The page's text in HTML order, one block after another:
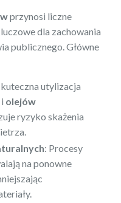
przynosi liczne
dla zachowania
publicznego. Główne
utylizacja
i olejów
ryzyko skażenia
: Procesy
na ponowne